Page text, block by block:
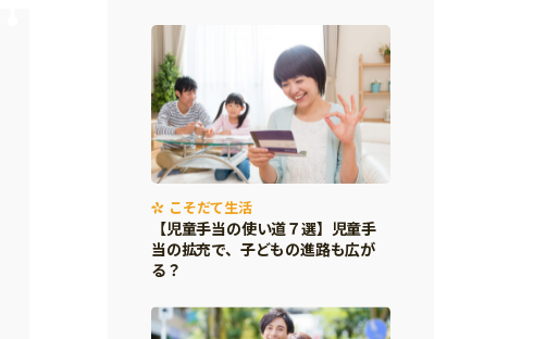
こそだて生活
【児童手当の使い道７選】児童手
当の拡充で、子どもの進路も広が
る？